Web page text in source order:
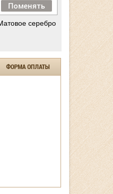
Поменять
серебро
ФОРМА ОПЛАТЫ